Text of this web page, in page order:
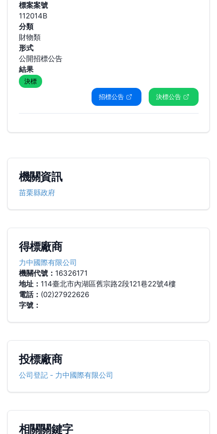
標案案號
112014B
分類
財物類
形式
公開招標公告
結果
決標
招標公告
決標公告
機關資訊
苗栗縣政府
得標廠商
力中國際有限公司
機關代號： 16326171
地址： 114臺北市內湖區舊宗路2段121巷22號4樓
電話： (02)27922626
字號：
投標廠商
公司登記- 力中國際有限公司
相關關鍵字